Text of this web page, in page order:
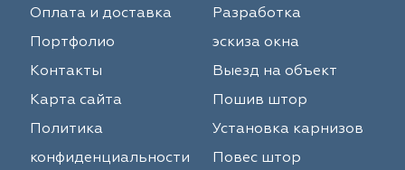
Оплата и доставка
Портфолио
Контакты
Карта сайта
Политика
конфиденциальности
Разработка
эскиза окна
Выезд на объект
Пошив штор
Установка карнизов
Повес штор